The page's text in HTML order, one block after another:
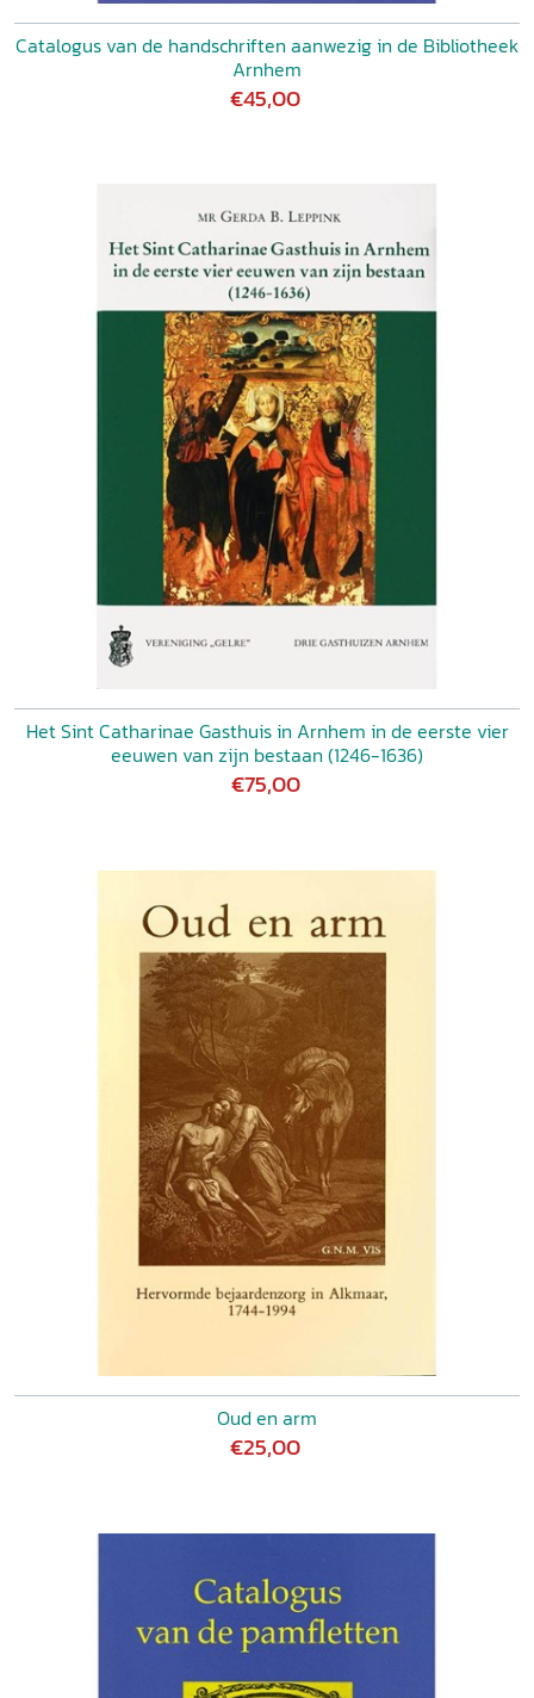
Catalogus van de handschriften aanwezig in de Bibliotheek
Arnhem
€45,00
Het Sint Catharinae Gasthuis in Arnhem in de eerste vier
eeuwen van zijn bestaan (1246-1636)
€75,00
Oud en arm
€25,00